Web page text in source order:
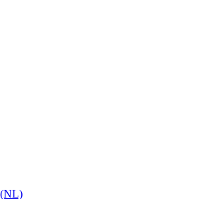
(NL)